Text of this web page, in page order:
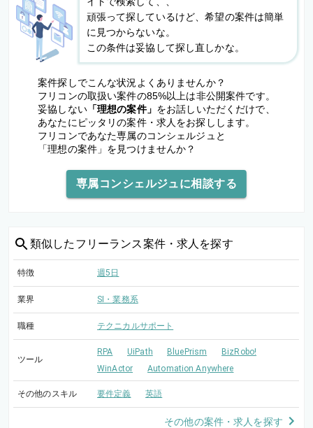
頑張って探しているけど、希望の案件は簡単
に見つからないな。
この条件は妥協して探し直しかな。
案件探しでこんな状況よくありませんか？
フリコンの取扱い案件の85%以上は非公開案件です。
妥協しない「理想の案件」 をお話しいただくだけで、
あなたにピッタリの案件・求人をお探しします。
フリコンであなた専属のコンシェルジュと
「理想の案件」を見つけませんか？
専属コンシェルジュに相談する
類似した フリーランス案件・求人を探す
特徴 週5日
業界 SI・業務系
職種 テクニカルサポート
ツール
RPA UiPath BluePrism
BizRobo!
WinActor
Automation Anywhere
その他のスキル 要件定義 英語
その他の案件・求人を探す